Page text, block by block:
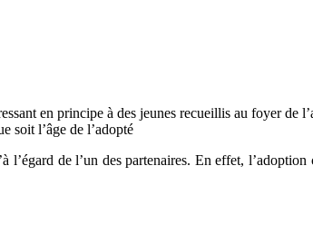
en principe à des jeunes recueillis au foyer de
soit l’âge de l’adopté
de l’un des partenaires. En effet,